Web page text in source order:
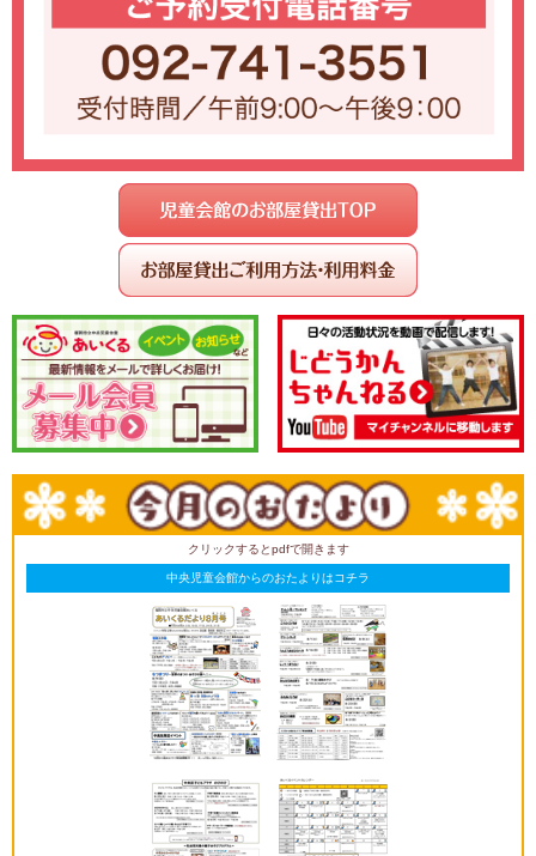
クリックするとpdfで開きます
中央児童会館からのおたよりはコチラ